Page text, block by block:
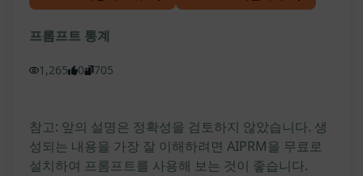
프롬프트 통계
1,265 0 705
참고: 앞의 설명은 정확성을 검토하지 않았습니다. 생
성되는 내용을 가장 잘 이해하려면 AIPRM을 무료로
설치하여 프롬프트를 사용해 보는 것이 좋습니다.